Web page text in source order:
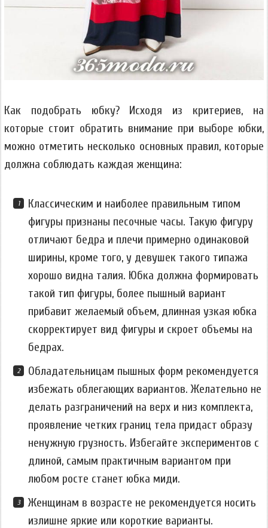
Как подобрать юбку? Исходя из критериев, на
которые стоит обратить внимание при выборе юбки,
можно отметить несколько основных правил, которые
должна соблюдать каждая женщина:
Классическим и наиболее правильным типом
фигуры признаны песочные часы. Такую фигуру
отличают бедра и плечи примерно одинаковой
ширины, кроме того, у девушек такого типажа
хорошо видна талия. Юбка должна формировать
такой тип фигуры, более пышный вариант
прибавит желаемый объем, длинная узкая юбка
скорректирует вид фигуры и скроет объемы на
бедрах.
Обладательницам пышных форм рекомендуется
избежать облегающих вариантов. Желательно не
делать разграничений на верх и низ комплекта,
проявление четких границ тела придаст образу
ненужную грузность. Избегайте экспериментов с
длиной, самым практичным вариантом при
любом росте станет юбка миди.
Женщинам в возрасте не рекомендуется носить
излишне яркие или короткие варианты.